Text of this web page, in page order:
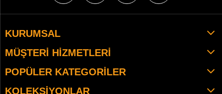
KURUMSAL
MÜŞTERI HIZMETLERI
POPÜLER KATEGORILER
KOLEKSIYONLAR